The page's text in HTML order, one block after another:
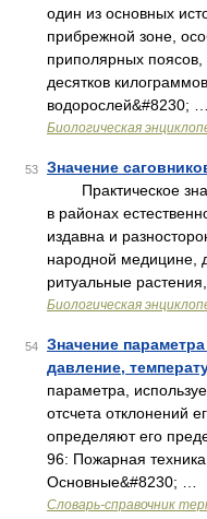
один из основных
прибрежной зоне,
приполярных поясов,
десятков
водорослей&#8230; …
Биологическая
53 Значение
Практическое
в районах
издавна и
народной медицине,
ритуальные
Биологическая
54
Значение
давление,
параметра,
отсчета отклонений
определяют его
96: Пожарная
Основные&#8230; …
Словарь-справочник